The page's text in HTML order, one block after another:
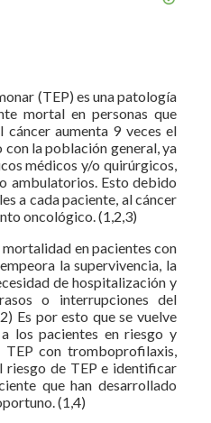
(TEP) es una patología
mortal en personas que
cáncer aumenta 9 veces el
la población general, ya
médicos y/o quirúrgicos,
ambulatorios. Esto debido
a cada paciente, al cáncer
oncológico. (1,2,3)
mortalidad en pacientes con
la supervivencia, la
de hospitalización y
o interrupciones del
Es por esto que se vuelve
los pacientes en riesgo y
con tromboprofilaxis,
riesgo de TEP e identificar
que han desarrollado
(1,4)